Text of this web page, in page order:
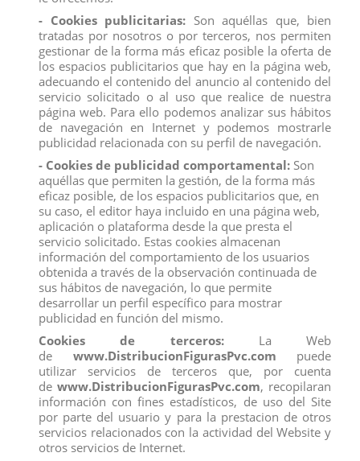
Mattias, Honeymaren, Reina Iduna, Olaf y Ryder
Producto no recomendado para menores de 4 años.
PRECIO POR UNIDAD
Todos los productos de nuestrocatálogoobtienen el certificado
exigido por la U.E.
Compraahora y recíbelo en 24/48 horas en su establecimiento.
Recuerde que disponemos de unchat donde le atendemos
personalmente, pregúntenos sus dudas.
Somos unaempresa avalada por una granexperienciaen
mercadode distribucióny venta al por mayor.
Los mejores precios los encontrarás
www.distribucionfiguraspvc.com , tu página de confianza.
Calificación
Comentarios (0)
No hay reseñas de clientes en este momento.
Los clientes que adquirieron este producto también
compraron:
- Cookies publicitarias: Son aquéllas que, bien
tratadas por nosotros o por terceros, nos permiten
gestionar de la forma más eficaz posible la oferta de
los espacios publicitarios que hay en la página web,
adecuando el contenido del anuncio al contenido del
servicio solicitado o al uso que realice de nuestra
página web. Para ello podemos analizar sus hábitos
de navegación en Internet y podemos mostrarle
publicidad relacionada con su perfil de navegación.
- Cookies de publicidad comportamental: Son
aquéllas que permiten la gestión, de la forma más
eficaz posible, de los espacios publicitarios que, en
su caso, el editor haya incluido en una página web,
aplicación o plataforma desde la que presta el
servicio solicitado. Estas cookies almacenan
información del comportamiento de los usuarios
obtenida a través de la observación continuada de
sus hábitos de navegación, lo que permite
desarrollar un perfil específico para mostrar
publicidad en función del mismo.
Cookies de terceros:La Web
de www.DistribucionFigurasPvc.com puede
utilizar servicios de terceros que, por cuenta
de www.DistribucionFigurasPvc.com, recopilaran
información con fines estadísticos, de uso del Site
por parte del usuario y para la prestacion de otros
servicios relacionados con la actividad del Website y
otros servicios de Internet.